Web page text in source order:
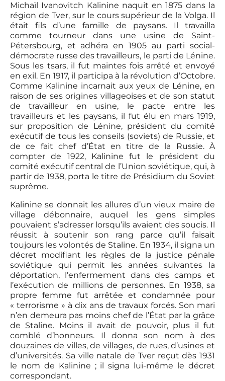
Michaïl Ivanovitch Kalinine naquit en 1875 dans la
région de Tver, sur le cours supérieur de la Volga. Il
était fils d’une famille de paysans. Il travailla
comme tourneur dans une usine de Saint-
Pétersbourg, et adhéra en 1905 au parti social-
démocrate russe des travailleurs, le parti de Lénine.
Sous les tsars, il fut maintes fois arrêté et envoyé
en exil. En 1917, il participa à la révolution d’Octobre.
Comme Kalinine incarnait aux yeux de Lénine, en
raison de ses origines villageoises et de son statut
de travailleur en usine, le pacte entre les
travailleurs et les paysans, il fut élu en mars 1919,
sur proposition de Lénine, président du comité
exécutif de tous les conseils (soviets) de Russie, et
de ce fait chef d’État en titre de la Russie. À
compter de 1922, Kalinine fut le président du
comité exécutif central de l’Union soviétique, qui, à
partir de 1938, porta le titre de Présidium du Soviet
suprême.
Kalinine se donnait les allures d’un vieux maire de
village débonnaire, auquel les gens simples
pouvaient s’adresser lorsqu’ils avaient des soucis. Il
réussit à soutenir son rang parce qu’il faisait
toujours les volontés de Staline. En 1934, il signa un
décret modifiant les règles de la justice pénale
soviétique qui permit les années suivantes la
déportation, l’enfermement dans des camps et
l’exécution de millions de personnes. En 1938, sa
propre femme fut arrêtée et condamnée pour
« terrorisme » à dix ans de travaux forcés. Son mari
n’en demeura pas moins chef de l’État par la grâce
de Staline. Moins il avait de pouvoir, plus il fut
comblé d’honneurs. Il donna son nom à des
douzaines de villes, de villages, de rues, d’usines et
d’universités. Sa ville natale de Tver reçut dès 1931
le nom de Kalinine ; il signa lui-même le décret
correspondant.